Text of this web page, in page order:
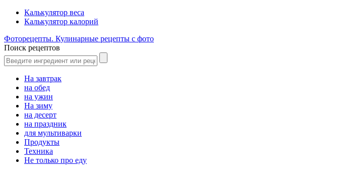
Калькулятор веса
Калькулятор калорий
Фоторецепты. Кулинарные рецепты с фото
Поиск рецептов
На завтрак
на обед
на ужин
На зиму
на десерт
на праздник
для мультиварки
Продукты
Техника
Не только про еду